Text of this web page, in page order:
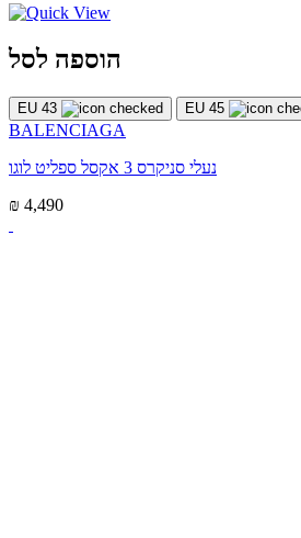
הוספה לסל
EU 43 EU 45
BALENCIAGA
נעלי סניקרס 3 אקסל ספליט לוגו
₪ 4,490